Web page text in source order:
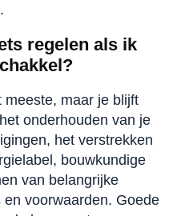
regelen als ik
maar je blijft
onderhouden van je
het verstrekken
bouwkundige
van belangrijke
voorwaarden. Goede